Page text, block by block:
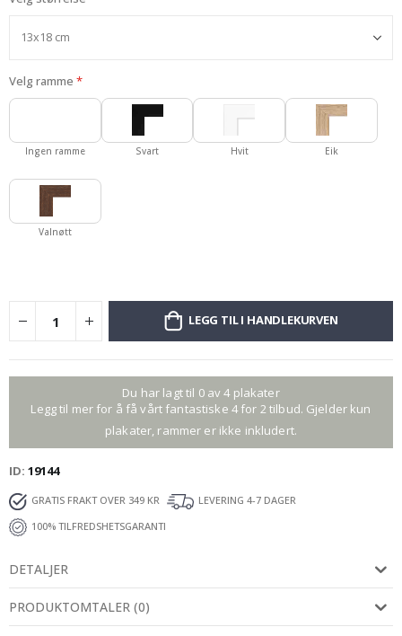
Velg ramme
Ingen ramme Svart Hvit Eik
Valnøtt
LEGG TIL I HANDLEKURVEN
Du har lagt til 0 av 4 plakater
Legg til mer for å få vårt fantastiske 4 for 2 tilbud. Gjelder kun
plakater, rammer er ikke inkludert.
ID 19144
GRATIS FRAKT OVER 349 KR
LEVERING 4-7 DAGER
100% TILFREDSHETSGARANTI
DETALJER
PRODUKTOMTALER (0)